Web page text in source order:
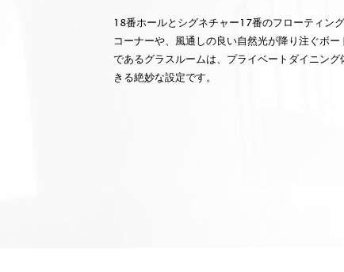
18番ホールとシグネチャー17番のフローティン
コーナーや、風通しの良い自然光が降り注ぐボ
であるグラスルームは、プライベートダイニン
きる絶妙な設定です。